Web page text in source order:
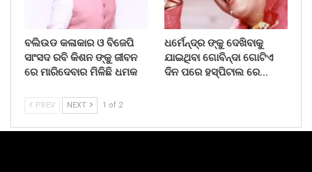
ବଲିଉଡ କଳାକାର ଓ ବିଜେପି
ସାଂସଦ ରବି କିଶନ ଙ୍କୁ ଜୀବନ
ରେ ମାରିଦେବାର ମିଳିଛି ଧମକ
ଧର୍ମେନ୍ଦ୍ର ଙ୍କୁ ଦେଖିବାକୁ
ଯାଇଥିବା ଗୋବିନ୍ଦା ଗୋଟିଏ
ଦିନ ପରେ ହସ୍ପିଟାଲ ରେ…
PREV NEXT 1 of 2